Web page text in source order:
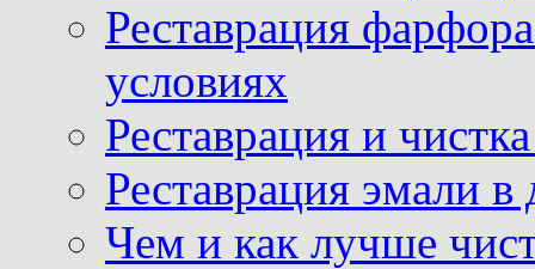
Реставрация
условиях
Реставрация и
Реставрация эмали
Чем и как лучше